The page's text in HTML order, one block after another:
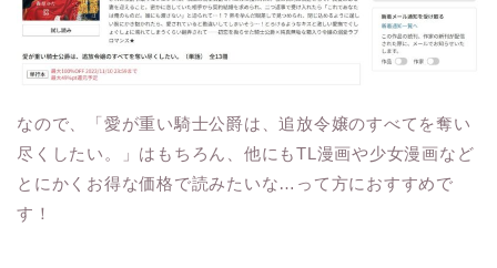
なので、「愛が重い騎士公爵は、追放令嬢のすべてを奪い
尽くしたい。」はもちろん、他にもTL漫画や少女漫画など
とにかくお得な価格で読みたいな…って方におすすめで
す！